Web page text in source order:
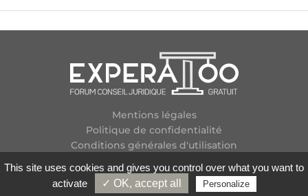
Mentions légales
Politique de confidentialité
Conditions générales d'utilisation
Contactez-nous
Flux RSS
This site uses cookies and gives you control over what you want to
activate
✓ OK, accept all Personalize